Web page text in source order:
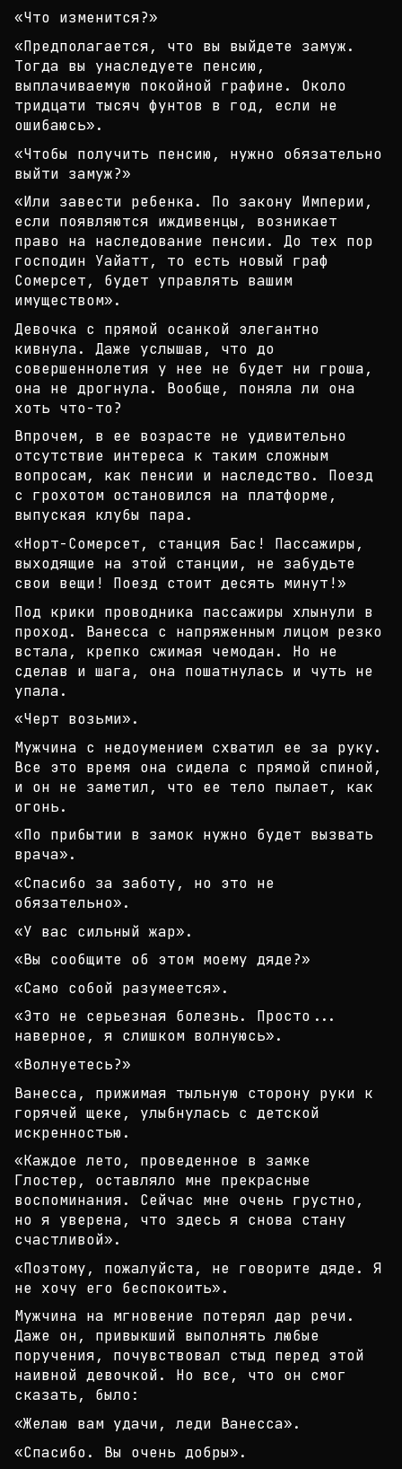
«Что изменится?»
«Предполагается, что вы выйдете замуж.
Тогда вы унаследуете пенсию,
выплачиваемую покойной графине. Около
тридцати тысяч фунтов в год, если не
ошибаюсь».
«Чтобы получить пенсию, нужно обязательно
выйти замуж?»
«Или завести ребенка. По закону Империи,
если появляются иждивенцы, возникает
право на наследование пенсии. До тех пор
господин Уайатт, то есть новый граф
Сомерсет, будет управлять вашим
имуществом».
Девочка с прямой осанкой элегантно
кивнула. Даже услышав, что до
совершеннолетия у нее не будет ни гроша,
она не дрогнула. Вообще, поняла ли она
хоть что-то?
Впрочем, в ее возрасте не удивительно
отсутствие интереса к таким сложным
вопросам, как пенсии и наследство. Поезд
с грохотом остановился на платформе,
выпуская клубы пара.
«Норт-Сомерсет, станция Бас! Пассажиры,
выходящие на этой станции, не забудьте
свои вещи! Поезд стоит десять минут!»
Под крики проводника пассажиры хлынули в
проход. Ванесса с напряженным лицом резко
встала, крепко сжимая чемодан. Но не
сделав и шага, она пошатнулась и чуть не
упала.
«Черт возьми».
Мужчина с недоумением схватил ее за руку.
Все это время она сидела с прямой спиной,
и он не заметил,
что ее тело пылает, как
огонь.
«По прибытии в замок нужно будет вызвать
врача».
«Спасибо за заботу, но это не
обязательно».
«У вас сильный жар».
«Вы сообщите об этом моему дяде?»
«Само собой разумеется».
«Это не серьезная болезнь. Просто...
наверное, я слишком волнуюсь».
«Волнуетесь?»
Ванесса, прижимая тыльную сторону руки к
горячей щеке, улыбнулась с детской
искренностью.
«Каждое лето, проведенное в замке
Глостер, оставляло мне прекрасные
воспоминания. Сейчас мне очень грустно,
но я уверена, что здесь я снова стану
счастливой».
«Поэтому, пожалуйста, не говорите дяде. Я
не хочу его беспокоить».
Мужчина на мгновение потерял дар речи.
Даже он, привыкший выполнять любые
поручения, почувствовал стыд перед этой
наивной девочкой. Но все, что он смог
сказать, было:
«Желаю вам удачи, леди Ванесса».
«Спасибо. Вы очень добры».